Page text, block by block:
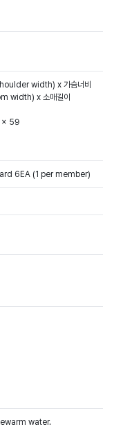
width) x 가슴너비
width) x 소매길이
x 59
6EA (1 per member)
water.